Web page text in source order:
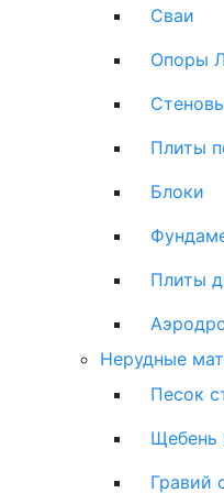
Сваи
Опоры
Плиты
Блоки
Плиты
Нерудные
Песок
Щебень
Гравий